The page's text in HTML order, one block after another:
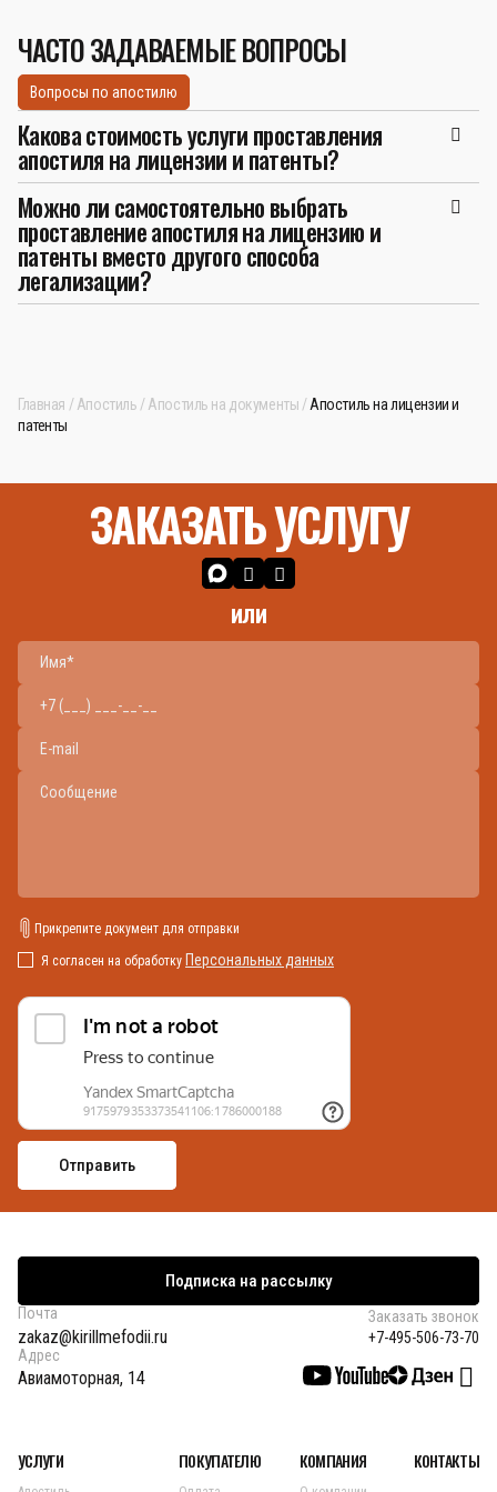
ЧАСТО ЗАДАВАЕМЫЕ ВОПРОСЫ
Вопросы по апостилю
Какова стоимость услуги проставления
апостиля на лицензии и патенты?
Можно ли самостоятельно выбрать
проставление апостиля на лицензию и
патенты вместо другого способа
легализации?
Главная Апостиль Апостиль на документы
Апостиль на лицензии и
патенты
ЗАКАЗАТЬ УСЛУГУ
или
Прикрепите документ для отправки
Я согласен на обработку Персональных данных
Подписка на рассылку
Почта
zakaz@kirillmefodii.ru
Заказать звонок
+7-495-506-73-70
Адрес
Авиамоторная, 14
УСЛУГИ ПОКУПАТЕЛЮ КОМПАНИЯ КОНТАКТЫ